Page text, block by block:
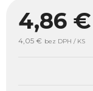
4,86 €
4,05 € bez DPH / KS